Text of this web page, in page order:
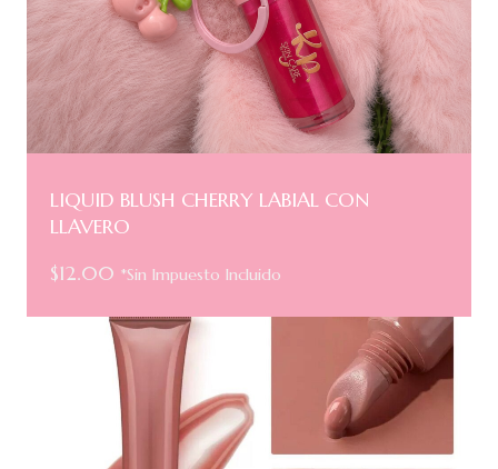
LIQUID BLUSH CHERRY LABIAL CON
LLAVERO
$12.00 *Sin Impuesto Incluido